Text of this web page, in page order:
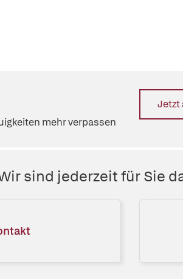
mehr verpassen
Jetzt
sind jederzeit für Sie